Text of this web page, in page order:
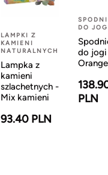
LAMPKI Z
KAMIENI
NATURALNYCH
Lampka z
kamieni
szlachetnych -
Mix kamieni
93.40 PLN
DO
do
Orange
PLN